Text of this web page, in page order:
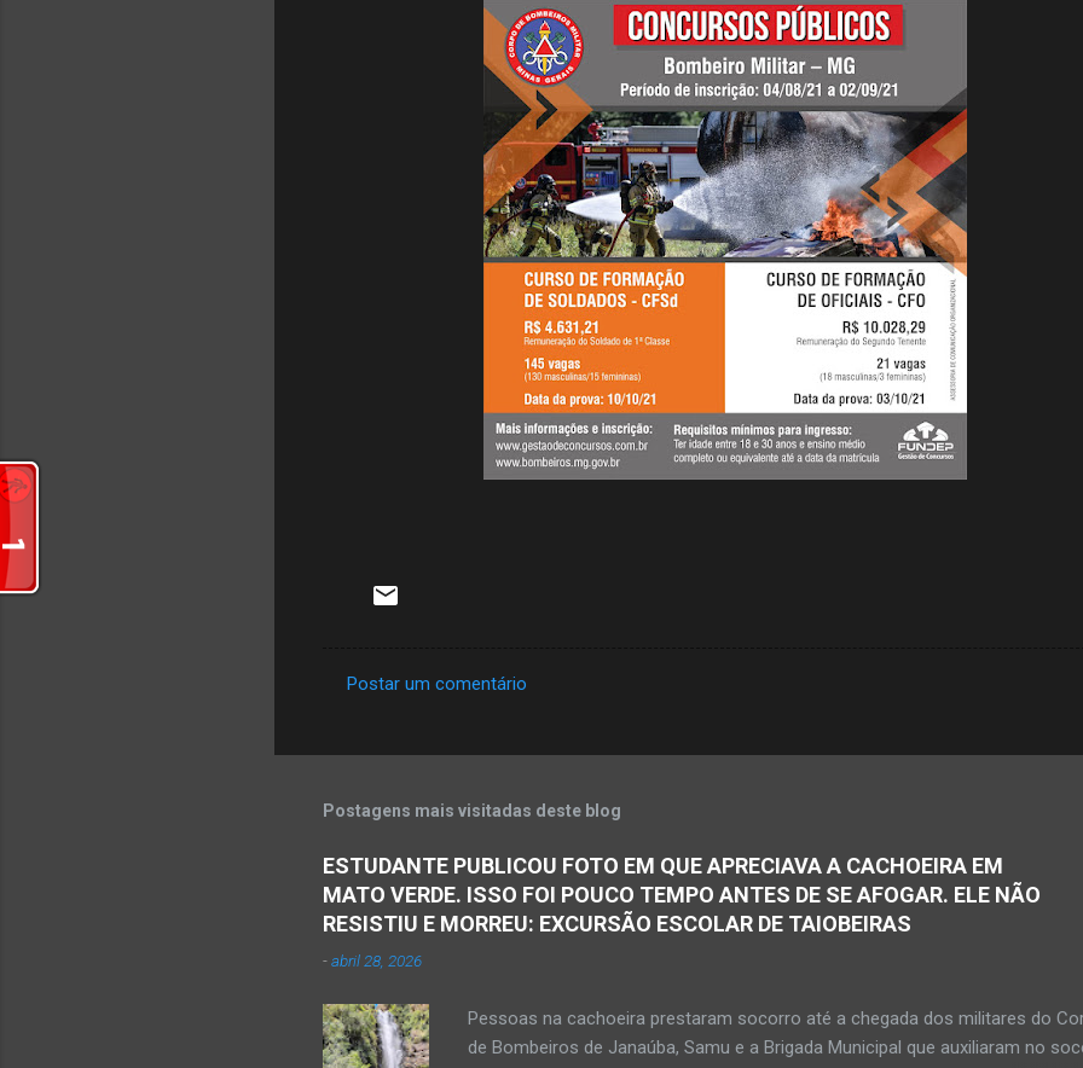
e
t
á
o
s
Postar um comentário
Postagens mais visitadas deste blog
ESTUDANTE PUBLICOU FOTO EM QUE APRECIAVA A CACHOEIRA EM
MATO VERDE. ISSO FOI POUCO TEMPO ANTES DE SE AFOGAR. ELE NÃO
RESISTIU E MORREU: EXCURSÃO ESCOLAR DE TAIOBEIRAS
-abril 28, 2026
Pessoas na cachoeira prestaram socorro até a chegada dos militares do
de Bombeiros de Janaúba, Samu e a Brigada Municipal que auxiliaram no